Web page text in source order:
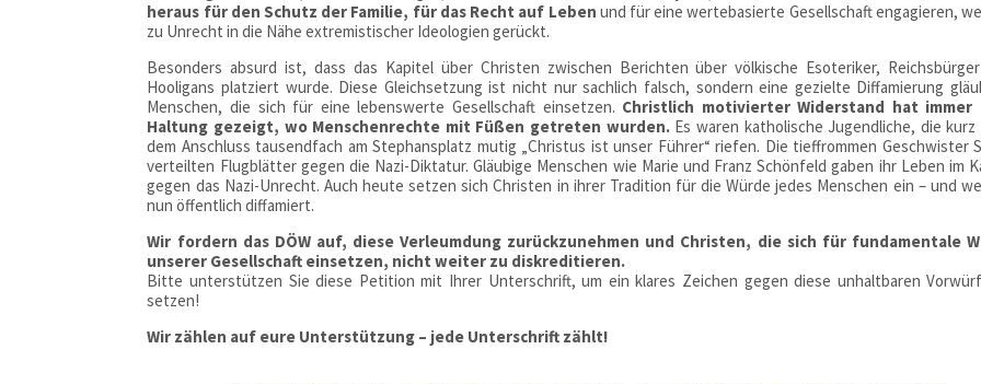
heraus für den Schutz der Familie, für das Recht auf Leben und für eine wertebasierte Gesellschaft engagieren,
zu Unrecht in die Nähe extremistischer Ideologien gerückt.
Besonders absurd ist, dass das Kapitel über Christen zwischen Berichten über völkische Esoteriker,
Hooligans platziert wurde. Diese Gleichsetzung ist nicht nur sachlich falsch, sondern eine gezielte Diffamierung
Menschen, die sich für eine lebenswerte Gesellschaft einsetzen. Christlich motivierter Widerstand hat immer
Haltung gezeigt, wo Menschenrechte mit Füßen getreten wurden.Es waren katholische Jugendliche, die kurz
dem Anschluss tausendfach am Stephansplatz mutig „Christus ist unser Führer“ riefen. Die tieffrommen Geschwister
verteilten Flugblätter gegen die Nazi-Diktatur. Gläubige Menschen wie Marie und Franz Schönfeld gaben ihr Leben im
gegen das Nazi-Unrecht. Auch heute setzen sich Christen in ihrer Tradition für die Würde jedes Menschen ein – und
nun öffentlich diffamiert.
Wir fordern das DÖW auf, diese Verleumdung zurückzunehmen und Christen, die sich für fundamentale
unserer Gesellschaft einsetzen, nicht weiter zu diskreditieren.
Bitte unterstützen Sie diese Petition mit Ihrer Unterschrift, um ein klares Zeichen gegen diese unhaltbaren
setzen!
Wir zählen auf eure Unterstützung – jede Unterschrift zählt!